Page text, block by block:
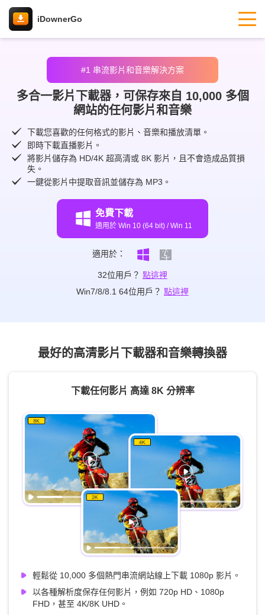
iDownerGo
#1 串流影片和音樂解決方案
多合一影片下載器，可保存來自 10,000 多個
網站的任何影片和音樂
下載您喜歡的任何格式的影片、音樂和播放清單。
即時下載直播影片。
將影片儲存為 HD/4K 超高清或 8K 影片，且不會造成品質損
失。
一鍵從影片中提取音訊並儲存為 MP3。
免費下載
適用於 Win 10 (64 bit) / Win 11
適用於：
32位用戶？ 點這裡
Win7/8/8.1 64位用戶？ 點這裡
最好的高清影片下載器和音樂轉換器
下載任何影片 高達 8K 分辨率
輕鬆從 10,000 多個熱門串流網站線上下載 1080p 影片。
以各種解析度保存任何影片，例如 720p HD、1080p
FHD，甚至 4K/8K UHD。